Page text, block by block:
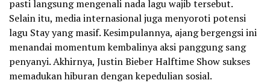
pasti langsung mengenali nada lagu wajib tersebut.
Selain itu, media internasional juga menyoroti potensi
lagu Stay yang masif. Kesimpulannya, ajang bergengsi ini
menandai momentum kembalinya aksi panggung sang
penyanyi. Akhirnya, Justin Bieber Halftime Show sukses
memadukan hiburan dengan kepedulian sosial.